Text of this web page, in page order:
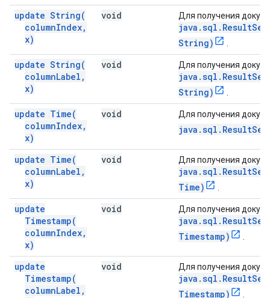
update String(
columnIndex,
x)
void Для получения
String)
update String(
columnLabel ,
x)
void Для получения
String)
update Time(
columnIndex,
x)
void Для получения
update Time(
columnLabel ,
x)
void Для получения
Time)
update
Timestamp(
columnIndex,
x)
void Для получения
Timestamp)
update
Timestamp(
columnLabel ,
void Для получения
Timestamp)